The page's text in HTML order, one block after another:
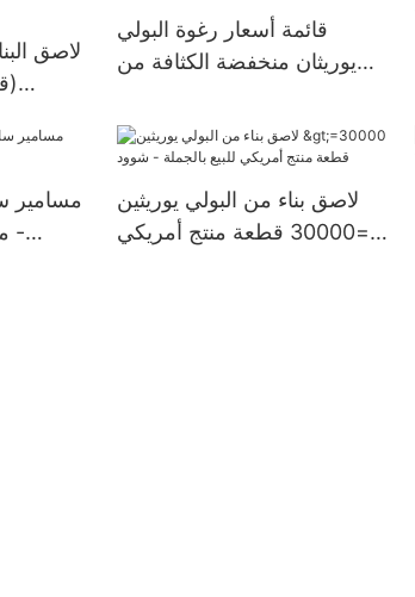
قائمة أسعار رغوة البولي
يوريثان منخفضة الكثافة من
مسامير
لاصق بناء من البولي يوريثين
>=30000 قطعة منتج أمريكي